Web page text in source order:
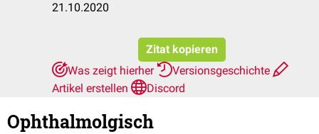
21.10.2020
Zitat kopieren
Was zeigt hierher
Versionsgeschichte
Artikel erstellen
Discord
Ophthalmolgisch